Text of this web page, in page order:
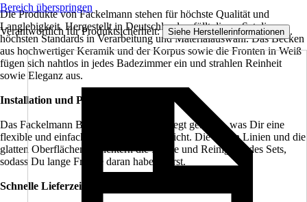
Die Produkte von Fackelmann stehen für höchste Qualität und
Langlebigkeit. Hergestellt in Deutschland, erfüllt dieses Set die
höchsten Standards in Verarbeitung und Materialauswahl. Das Becken
aus hochwertiger Keramik und der Korpus sowie die Fronten in Weiß
fügen sich nahtlos in jedes Badezimmer ein und strahlen Reinheit
sowie Eleganz aus.
Installation und Pflege
Das Fackelmann B.perfekt Set wird zerlegt geliefert, was Dir eine
flexible und einfache Installation ermöglicht. Die klaren Linien und die
glatten Oberflächen erleichtern die Pflege und Reinigung des Sets,
sodass Du lange Freude daran haben wirst.
Schnelle Lieferzeit und optimaler Service
Bereich überspringen
Verantwortlich für Produktsicherheit: Siehe Herstellerinformationen .